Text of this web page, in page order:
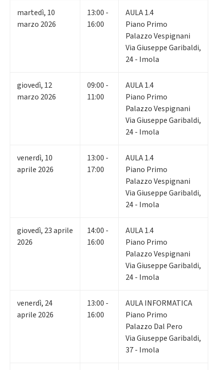
martedì, 10
marzo 2026
13:00 -
16:00
AULA 1.4
Piano Primo
Palazzo Vespignani
Via Giuseppe Garibaldi,
24 - Imola
giovedì, 12
marzo 2026
09:00 -
11:00
AULA 1.4
Piano Primo
Palazzo Vespignani
Via Giuseppe Garibaldi,
24 - Imola
venerdì, 10
aprile 2026
13:00 -
17:00
AULA 1.4
Piano Primo
Palazzo Vespignani
Via Giuseppe Garibaldi,
24 - Imola
giovedì, 23aprile
2026
14:00 -
16:00
AULA 1.4
Piano Primo
Palazzo Vespignani
Via Giuseppe Garibaldi,
24 - Imola
venerdì, 24
aprile 2026
13:00 -
16:00
AULA INFORMATICA
Piano Primo
Palazzo Dal Pero
Via Giuseppe Garibaldi,
37 - Imola